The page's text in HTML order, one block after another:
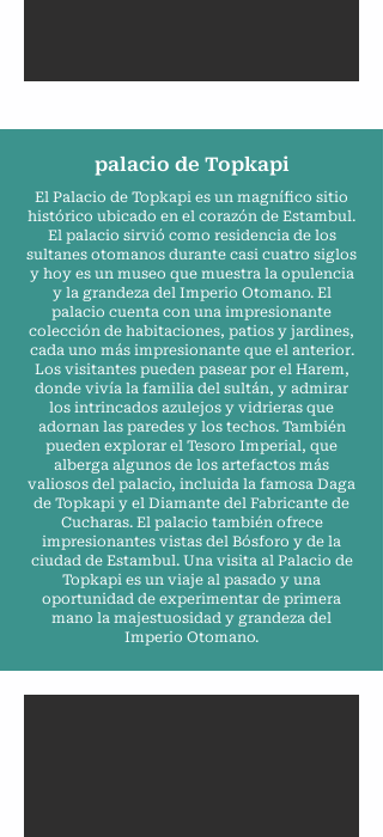
palacio de Topkapi
El Palacio de Topkapi es un magnífico sitio
histórico ubicado en el corazón de Estambul.
El palacio sirvió como residencia de los
sultanes otomanos durante casi cuatro siglos
y hoy es un museo que muestra la opulencia
y la grandeza del Imperio Otomano. El
palacio cuenta con una impresionante
colección de habitaciones, patios y jardines,
cada uno más impresionante que el anterior.
Los visitantes pueden pasear por el Harem,
donde vivía la familia del sultán, y admirar
los intrincados azulejos y vidrieras que
adornan las paredes y los techos. También
pueden explorar el Tesoro Imperial, que
alberga algunos de los artefactos más
valiosos del palacio, incluida la famosa Daga
de Topkapi y el Diamante del Fabricante de
Cucharas. El palacio también ofrece
impresionantes vistas del Bósforo y de la
ciudad de Estambul. Una visita al Palacio de
Topkapi es un viaje al pasado y una
oportunidad de experimentar de primera
mano la majestuosidad y grandeza del
Imperio Otomano.